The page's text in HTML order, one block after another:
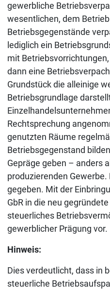
gewerbliche
wesentlichen, dem
Betriebsgegenstände
lediglich ein
mit
dann eine
Grundstück die alleinige
Betriebsgrundlage
Rechtsprechung
genutzten Räume
Betriebsgegenstand
Gepräge geben – anders
produzierenden Gewerbe.
gegeben. Mit der
GbR in die neu
steuerliches
gewerblicher Prägung vor.
Hinweis:
Dies verdeutlicht, dass in
steuerliche